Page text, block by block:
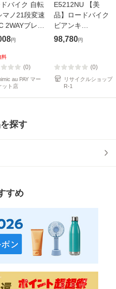
バイク 自転
マノ21段変速
2WAYブレー
テム搭載 補
ドル 超軽量
鋼フレーム
錠・
円
料
(0)
au PAY マー
ット店
E5212NU 【美
品】ロードバイク
ビアンキ
INTENSO シマノ
イム 自転車
98,780円
(0)
リサイクルショップ
R-1
探す
すめ